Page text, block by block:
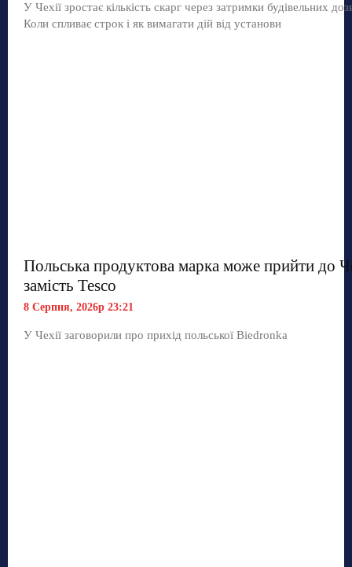
У Чехії зростає кількість скарг через затримки будівельних
Коли спливає строк і як вимагати дій від установи
Польська продуктова марка може прийти до
замість Tesco
8 Серпня, 2026р 23:21
У Чехії заговорили про прихід польської Biedronka